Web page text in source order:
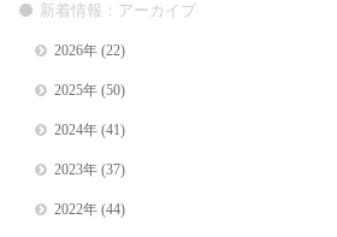
新着情報：アーカイブ
2026年(22)
2025年(50)
2024年(41)
2023年(37)
2022年(44)